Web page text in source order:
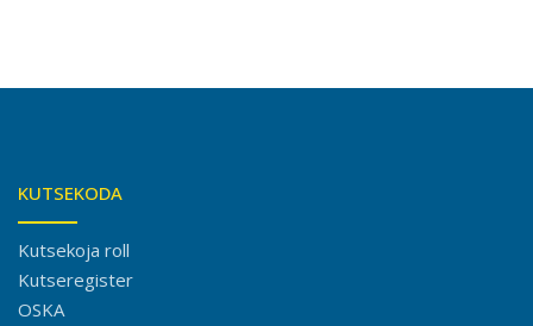
KUTSEKODA
Kutsekoja roll
Kutseregister
OSKA